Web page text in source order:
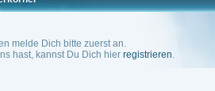
melde Dich bitte zuerst an.
hast, kannst Du Dich hier registrieren.